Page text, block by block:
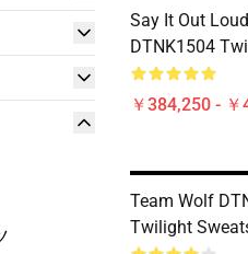
Say It Out
DTNK1504
￥384,250 -
Team Wolf
Twilight